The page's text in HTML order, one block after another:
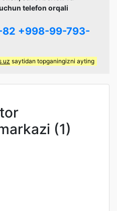
telefon orqali
+998-99-793-
uz saytidan topganingizni ayting
(1)